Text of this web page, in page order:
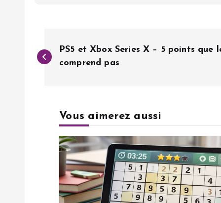
a
PS5 et Xbox Series X – 5 points que
comprend pas
Vous aimerez aussi